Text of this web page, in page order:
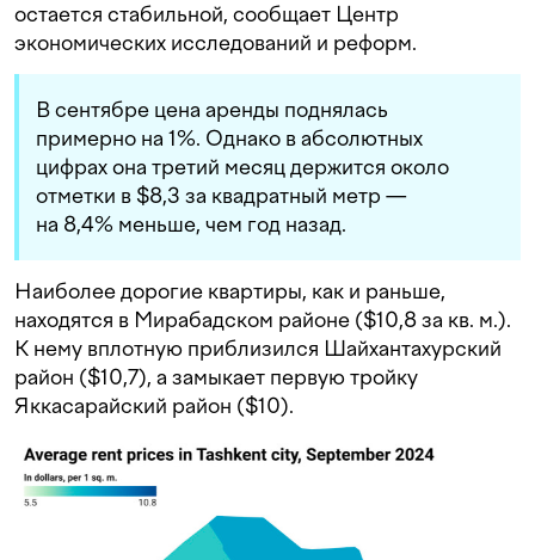
остается стабильной, сообщает Центр
экономических исследований и реформ.
В сентябре цена аренды поднялась
примерно на 1%. Однако в абсолютных
цифрах она третий месяц держится около
отметки в $8,3 за квадратный метр —
на 8,4% меньше, чем год назад.
Наиболее дорогие квартиры, как и раньше,
находятся в Мирабадском районе ($10,8 за кв. м.).
К нему вплотную приблизился Шайхантахурский
район ($10,7), а замыкает первую тройку
Яккасарайский район ($10).